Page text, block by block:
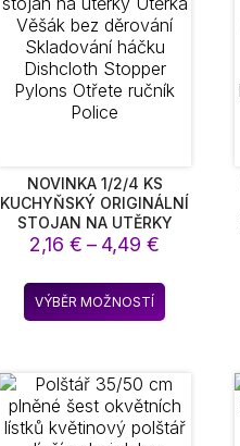
NOVINKA 1/2/4 KS
KUCHYŇSKÝ ORIGINÁLNÍ
STOJAN NA UTĚRKY
UTĚRKA VĚŠÁK BEZ
HÁČKU DISHCLOTH
STOPPER PYLONS
OTŘETE RUČNÍK POLICE
2,16€ – 4,49€
2,16 €
až
VÝBĚR MOŽNOSTÍ
Tento
produkt
variant.
Možnosti
lze